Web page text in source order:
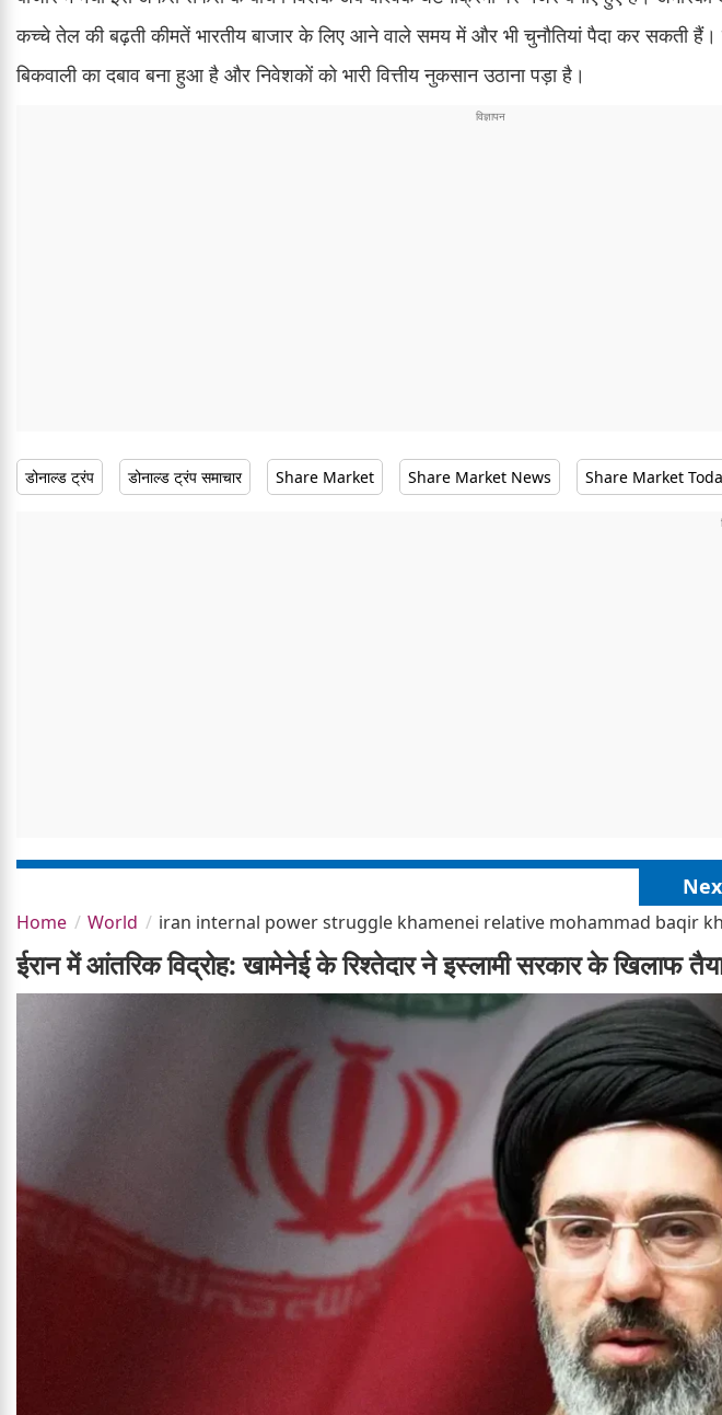
कच्चे तेल की बढ़ती कीमतें भारतीय बाजार के लिए आने वाले समय में और भी चुनौतियां पैदा कर सकती
बिकवाली का दबाव बना हुआ है और निवेशकों को भारी वित्तीय नुकसान उठाना पड़ा है।
डोनाल्ड ट्रंप डोनाल्ड ट्रंप समाचार Share Market Share Market News Share Market
Home World iran internal power struggle khamenei relative mohammad baqir
ईरान में आंतरिक विद्रोह: खामेनेई के रिश्तेदार ने इस्लामी सरकार के खिलाफ